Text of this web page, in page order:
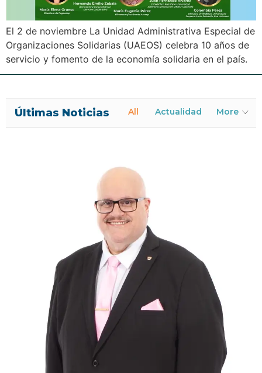
El 2 de noviembre La Unidad Administrativa Especial de
Organizaciones Solidarias (UAEOS) celebra 10 años de
servicio y fomento de la economía solidaria en el país.
Últimas Noticias All Actualidad More